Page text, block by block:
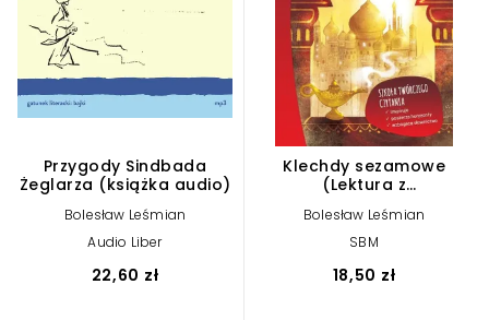
Przygody Sindbada
Żeglarza (książka audio)
Bolesław Leśmian
Audio Liber
22,60 zł
Klechdy sezamowe
(Lektura z
Bolesław Leśmian
SBM
18,50 zł